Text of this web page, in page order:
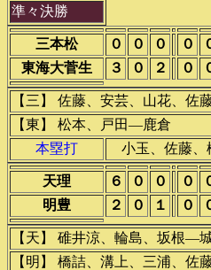
準々決勝
三本松 ０ ０ ０ ０
東海大菅生
３ ０ ２ ０
【三】 佐藤、安芸、山花、佐
【東】 松本、戸田―鹿倉
本塁打
小玉、佐藤、
天理 ６ ０ ０ ０
明豊
２ ０ １ ０
【天】 碓井涼、輪島、坂根―
【明】 橋詰、溝上、三浦、佐